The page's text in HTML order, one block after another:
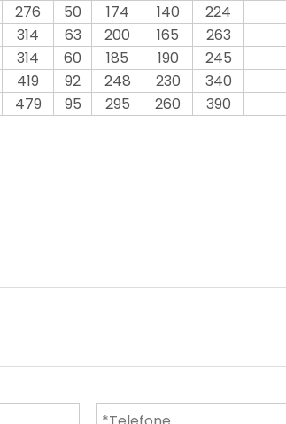
276 50 174 140 224
314 63 200 165 263
314 60 185 190 245
419 92 248 230 340
479 95 295 260 390